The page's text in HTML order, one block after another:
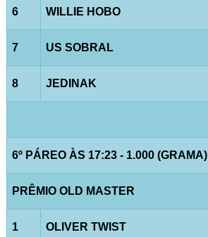
6 WILLIE HOBO
7 US SOBRAL
8 JEDINAK
6º PÁREO ÀS 17:23 - 1.000 (GRAMA)
PRÊMIO OLD MASTER
1 OLIVER TWIST